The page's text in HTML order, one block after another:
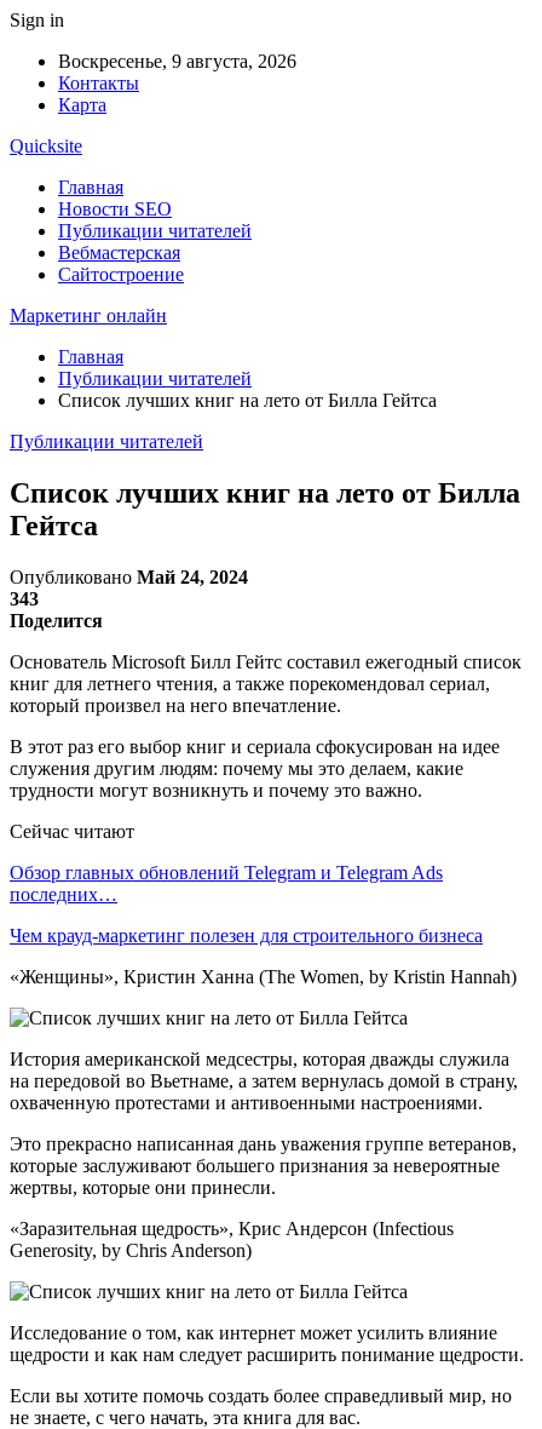
Sign in
Воскресенье, 9 августа, 2026
Контакты
Карта
Quicksite
Главная
Новости SEO
Публикации читателей
Вебмастерская
Сайтостроение
Маркетинг онлайн
Главная
Публикации читателей
Список лучших книг на лето от Билла Гейтса
Публикации читателей
Список лучших книг на лето от Билла
Гейтса
Опубликовано Май 24, 2024
343
Поделится
Основатель Microsoft Билл Гейтс составил ежегодный список
книг для летнего чтения, а также порекомендовал сериал,
который произвел на него впечатление.
В этот раз его выбор книг и сериала сфокусирован на идее
служения другим людям: почему мы это делаем, какие
трудности могут возникнуть и почему это важно.
Сейчас читают
Обзор главных обновлений Telegram и Telegram Ads
последних…
Чем крауд-маркетинг полезен для строительного бизнеса
«Женщины», Кристин Ханна (The Women, by Kristin Hannah)
История американской медсестры, которая дважды служила
на передовой во Вьетнаме, а затем вернулась домой в страну,
охваченную протестами и антивоенными настроениями.
Это прекрасно написанная дань уважения группе ветеранов,
которые заслуживают большего признания за невероятные
жертвы, которые они принесли.
«Заразительная щедрость», Крис Андерсон (Infectious
Generosity, by Chris Anderson)
Исследование о том, как интернет может усилить влияние
щедрости и как нам следует расширить понимание щедрости.
Если вы хотите помочь создать более справедливый мир, но
не знаете, с чего начать, эта книга для вас.